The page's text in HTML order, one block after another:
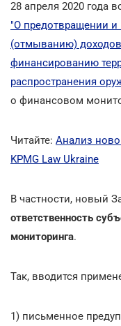
28 апреля 2020 года
"О предотвращении и
(отмыванию)
финансированию
распространения
о финансовом
Читайте: Анализ
KPMG Law Ukraine
В частности, новый
ответственность
мониторинга.
Так, вводится
1) письменное